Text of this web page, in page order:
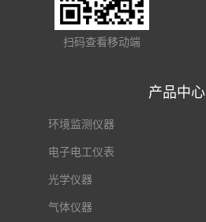
扫码查看移动端
产品中心
环境监测仪器
电子电工仪表
光学仪器
气体仪器